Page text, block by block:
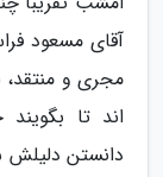
آقای مسعود
مجری و
اند تا
دانستن